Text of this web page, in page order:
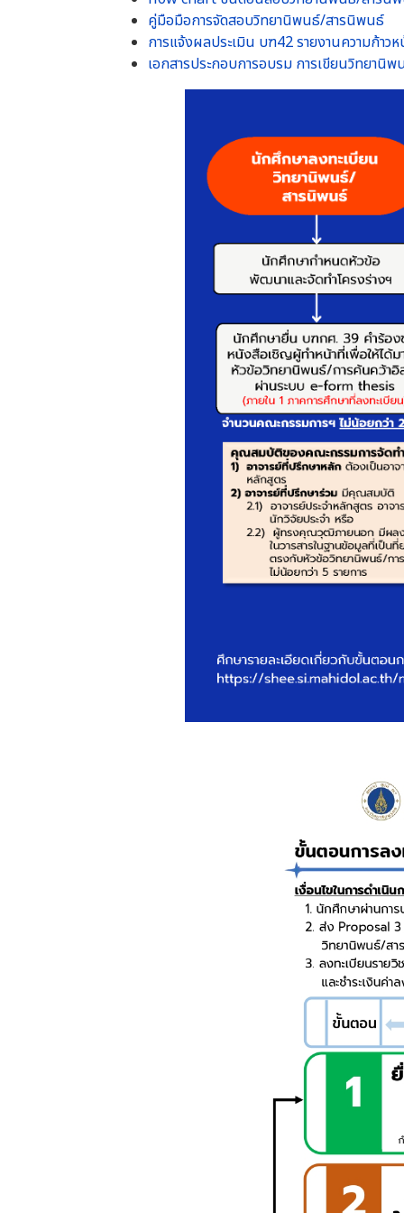
คู่มือมือการจัดสอบวิทยานิพนธ์/สารนิพนธ์
การแจ้งผลประเมิน บฑ42 รายงานความก้าว
เอกสารประกอบการอบรม การเขียนวิทยา